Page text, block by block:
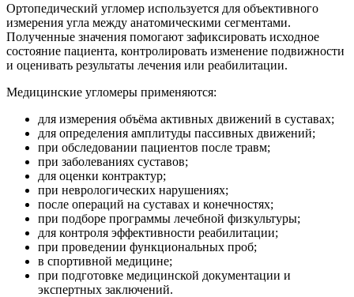
Ортопедический угломер используется для объективного
измерения угла между анатомическими сегментами.
Полученные значения помогают зафиксировать исходное
состояние пациента, контролировать изменение подвижности
и оценивать результаты лечения или реабилитации.
Медицинские угломеры применяются:
для измерения объёма активных движений в суставах;
для определения амплитуды пассивных движений;
при обследовании пациентов после травм;
при заболеваниях суставов;
для оценки контрактур;
при неврологических нарушениях;
после операций на суставах и конечностях;
при подборе программы лечебной физкультуры;
для контроля эффективности реабилитации;
при проведении функциональных проб;
в спортивной медицине;
при подготовке медицинской документации и
экспертных заключений.